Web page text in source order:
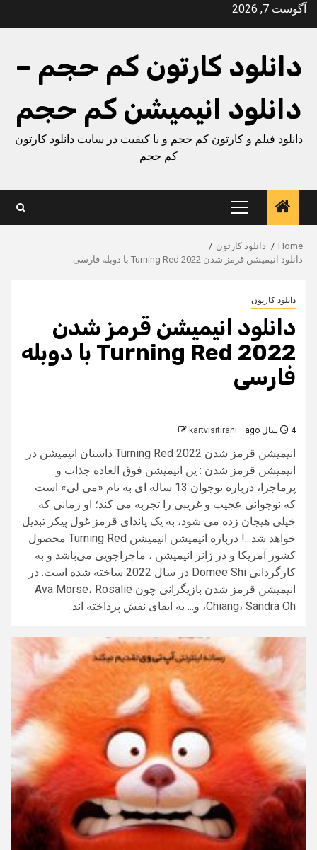
Skipآگوست 7, 2026
دانلود کارتون کم حجم –
دانلود انیمیشن کم حجم
دانلود فیلم و کارتون کم حجم و با کیفیت در سایت دانلود کارتون
کم حجم
Primary
Menu
Home
دانلود کارتون
دانلود انیمیشن قرمز شدن Turning Red 2022 با دوبله فارسی
دانلود کارتون
دانلود انیمیشن قرمز شدن
Turning Red 2022 با دوبله
فارسی
4 سال ago kartvisitirani
انیمیشن قرمز شدن Turning Red 2022 داستان انیمیشن در
انیمیشن قرمز شدن : ین انیمیشن فوق العاده جذاب و
پرماجرا، درباره نوجوان 13 ساله ای به نام «می لی» است
که نوجوانی عجیب و غریبی را تجربه می کند؛ او زمانی که
خیلی هیجان زده می شود، به یک پاندای قرمز غول پیکر تبدیل
خواهد شد...! درباره انیمیشن انیمیشن Turning Red محصول
کشور آمریکا و در ژانر انیمیشن ، ماجراجویی می‌باشد و به
کارگردانی Domee Shi در سال 2022 ساخته شده است. در
انیمیشن قرمز شدن بازیگرانی چون Ava Morse، Rosalie
Chiang، Sandra Oh، و... به ایفای نقش پرداخته اند.